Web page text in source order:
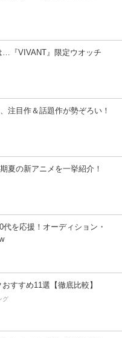
…『VIVANT』限定ウオッチ
注目作＆話題作が勢ぞろい！
夏の新アニメを一挙紹介！
を応援！オーディション・
すすめ11選【徹底比較】
グ